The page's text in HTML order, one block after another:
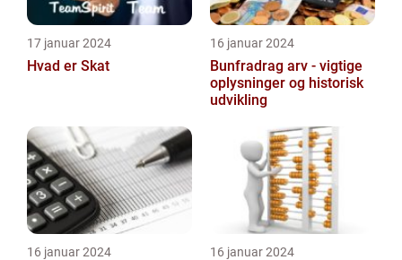
17 januar 2024
Hvad er Skat
16 januar 2024
Bunfradrag arv - vigtige
oplysninger og historisk
udvikling
16 januar 2024 16 januar 2024